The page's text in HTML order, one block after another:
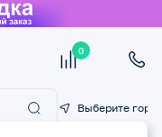
0
Выберите город